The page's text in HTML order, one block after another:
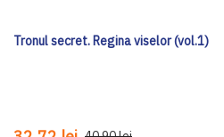
Tronul secret. Regina viselor (vol.1)